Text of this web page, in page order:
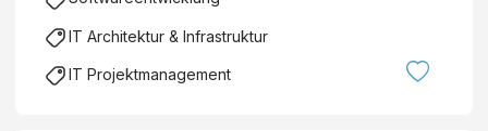
IT Architektur & Infrastruktur
IT Projektmanagement